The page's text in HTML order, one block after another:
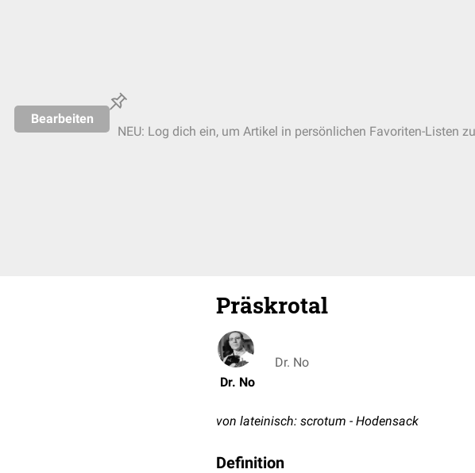
Bearbeiten
NEU: Log dich ein, um Artikel in persönlichen Favoriten-Listen
Präskrotal
Dr. No
Dr. No
von lateinisch: scrotum - Hodensack
Definition